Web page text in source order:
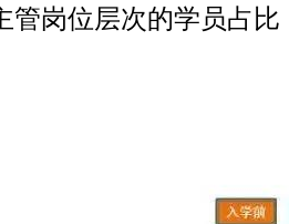
管岗位层次的学员占比